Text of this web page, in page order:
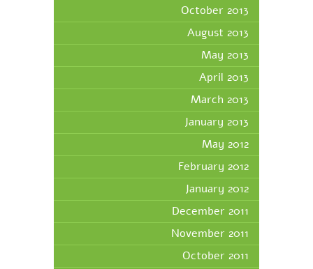
October 2013
August 2013
May 2013
April 2013
March 2013
January 2013
May 2012
February 2012
January 2012
December 2011
November 2011
October 2011